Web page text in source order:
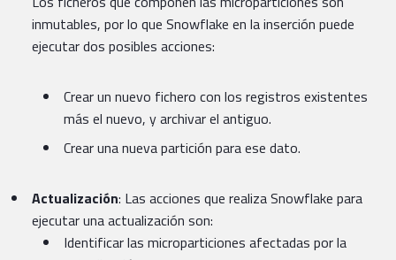
inmutables, por lo que Snowflake en la inserción puede
ejecutar dos posibles acciones:
Crear un nuevo fichero con los registros existentes
más el nuevo, y archivar el antiguo.
Crear una nueva partición para ese dato.
Actualización: Las acciones que realiza Snowflake para
ejecutar una actualización son:
Identificar las microparticiones afectadas por la